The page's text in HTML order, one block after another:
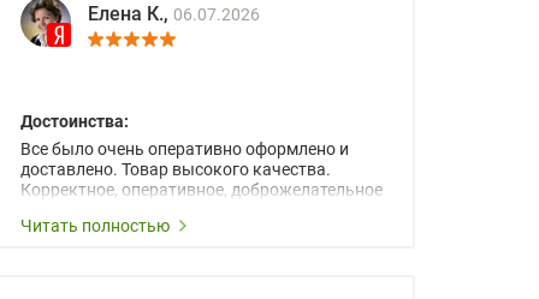
Елена К., 06.07.2026
Достоинства:
Все было очень оперативно оформлено и
доставлено. Товар высокого качества.
Корректное, оперативное, доброжелательное
Читать полностью